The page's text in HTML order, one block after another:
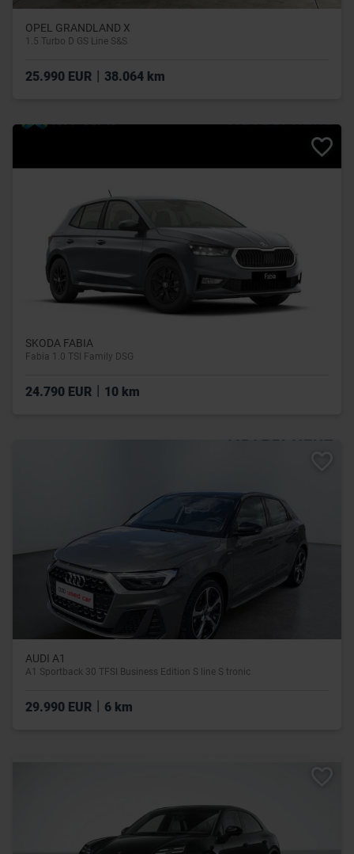
OPEL GRANDLAND X
1.5 Turbo D GS Line S&S
25.990 EUR | 38.064 km
SKODA FABIA
Fabia 1.0 TSI Family DSG
24.790 EUR 10 km
AUDI A1
A1 Sportback 30 TFSI Business Edition S line S tronic
29.990 EUR | 6 km